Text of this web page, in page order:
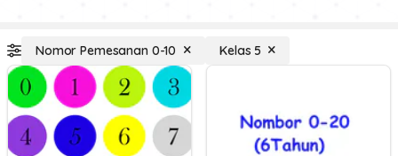
Nomor Pemesanan 0-10 Kelas 5